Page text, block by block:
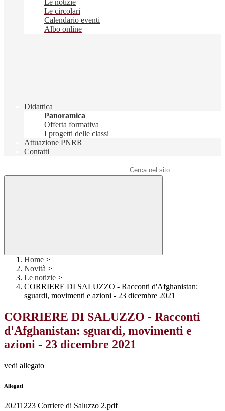
Le notizie
Le circolari
Calendario eventi
Albo online
Didattica
Panoramica
Offerta formativa
I progetti delle classi
Attuazione PNRR
Contatti
Home >
Novità >
Le notizie >
CORRIERE DI SALUZZO - Racconti d'Afghanistan:
sguardi, movimenti e azioni - 23 dicembre 2021
CORRIERE DI SALUZZO - Racconti
d'Afghanistan: sguardi, movimenti e
azioni - 23 dicembre 2021
vedi allegato
Allegati
20211223 Corriere di Saluzzo 2.pdf